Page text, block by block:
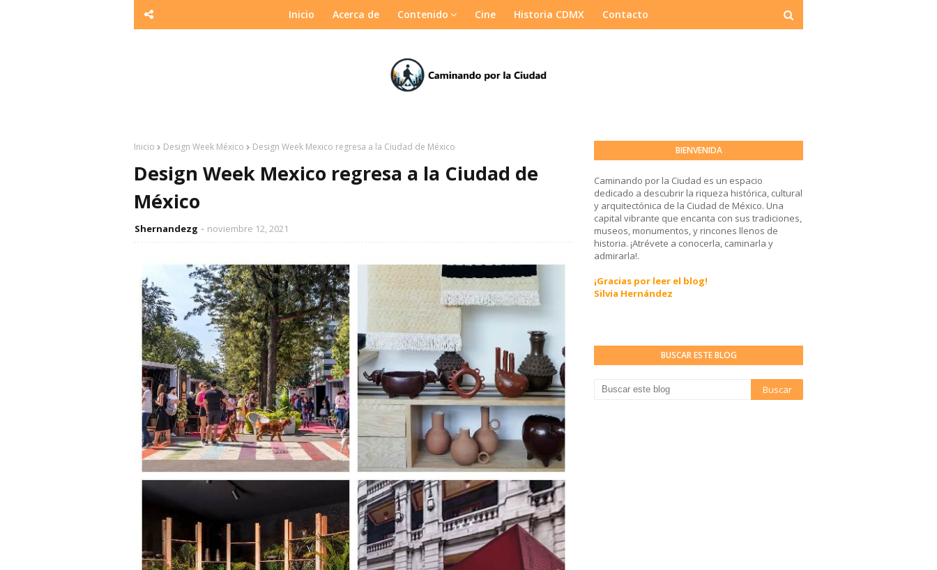
Inicio Acerca de Contenido Cine Historia CDMX Contacto
Inicio Design Week México Design Week Mexico regresa a la Ciudad de México
Design Week Mexico regresa a la Ciudad de
México
Shernandezg noviembre 12, 2021
BIENVENIDA
Caminando por la Ciudad es un espacio
dedicado a descubrir la riqueza histórica, cultural
y arquitectónica de la Ciudad de México. Una
capital vibrante que encanta con sus tradiciones,
museos, monumentos, y rincones llenos de
historia. ¡Atrévete a conocerla, caminarla y
admirarla!.
¡Gracias por leer el blog!
Silvia Hernández
BUSCAR ESTE BLOG